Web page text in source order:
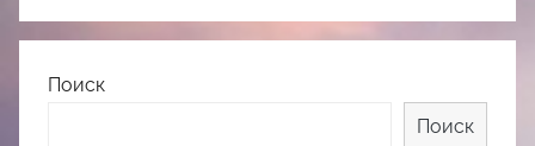
Поиск
Поиск